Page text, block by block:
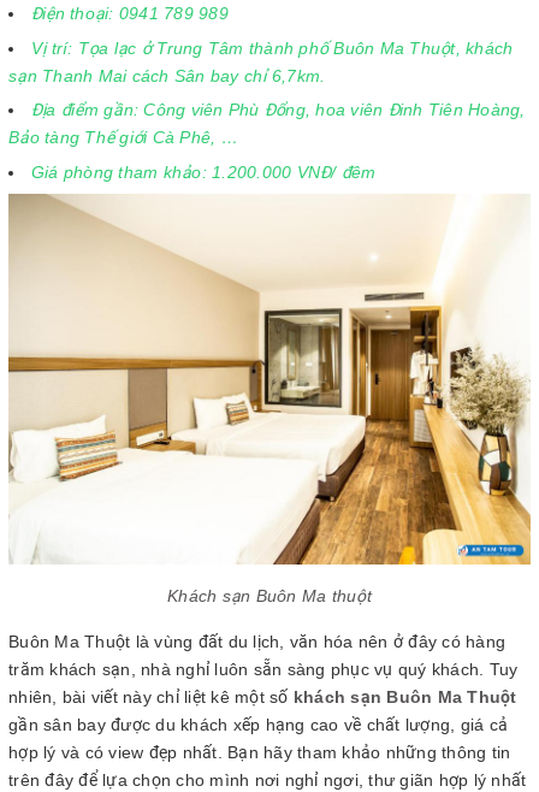
Điện thoại: 0941 789 989
Vị trí: Tọa lạc ở Trung Tâm thành phố Buôn Ma Thuột, khách
sạn Thanh Mai cách Sân bay chỉ 6,7km.
Địa điểm gần: Công viên Phù Đổng, hoa viên Đinh Tiên Hoàng,
Bảo tàng Thế giới Cà Phê, …
Giá phòng tham khảo: 1.200.000 VNĐ/ đêm
Khách sạn Buôn Ma thuột
Buôn Ma Thuột là vùng đất du lịch, văn hóa nên ở đây có hàng
trăm khách sạn, nhà nghỉ luôn sẵn sàng phục vụ quý khách. Tuy
nhiên, bài viết này chỉ liệt kê một số khách sạn Buôn Ma Thuột
gần sân bay được du khách xếp hạng cao về chất lượng, giá cả
hợp lý và có view đẹp nhất. Bạn hãy tham khảo những thông tin
trên đây để lựa chọn cho mình nơi nghỉ ngơi, thư giãn hợp lý nhất